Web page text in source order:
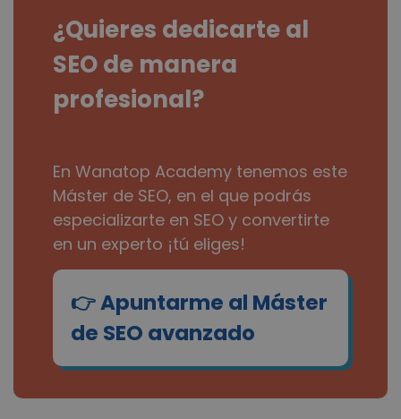
¿Quieres dedicarte al
SEO de manera
profesional?
En Wanatop Academy tenemos este
Máster de SEO, en el que podrás
especializarte en SEO y convertirte
en un experto ¡tú eliges!
Apuntarme al Máster
de SEO avanzado